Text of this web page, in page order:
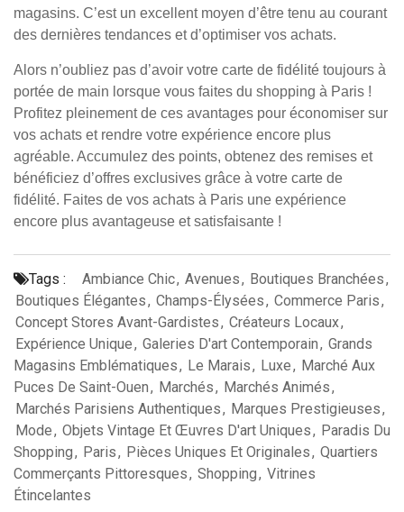
magasins. C’est un excellent moyen d’être tenu au courant
des dernières tendances et d’optimiser vos achats.
Alors n’oubliez pas d’avoir votre carte de fidélité toujours à
portée de main lorsque vous faites du shopping à Paris !
Profitez pleinement de ces avantages pour économiser sur
vos achats et rendre votre expérience encore plus
agréable. Accumulez des points, obtenez des remises et
bénéficiez d’offres exclusives grâce à votre carte de
fidélité. Faites de vos achats à Paris une expérience
encore plus avantageuse et satisfaisante !
Tags : Ambiance Chic, Avenues, Boutiques Branchées,
Boutiques Élégantes, Champs-Élysées, Commerce Paris,
Concept Stores Avant-Gardistes, Créateurs Locaux,
Expérience Unique, Galeries D'art Contemporain, Grands
Magasins Emblématiques, Le Marais, Luxe, Marché Aux
Puces De Saint-Ouen, Marchés, Marchés Animés,
Marchés Parisiens Authentiques, Marques Prestigieuses,
Mode, Objets Vintage Et Œuvres D'art Uniques, Paradis Du
Shopping, Paris, Pièces Uniques Et Originales, Quartiers
Commerçants Pittoresques, Shopping, Vitrines
Étincelantes